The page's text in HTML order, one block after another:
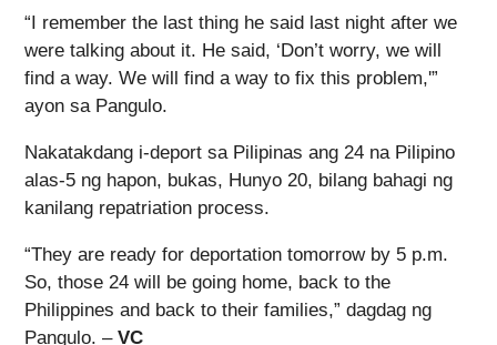
“I remember the last thing he said last night after we
were talking about it. He said, ‘Don’t worry, we will
find a way. We will find a way to fix this problem,'”
ayon sa Pangulo.
Nakatakdang i-deport sa Pilipinas ang 24 na Pilipino
alas-5 ng hapon, bukas, Hunyo 20, bilang bahagi ng
kanilang repatriation process.
“They are ready for deportation tomorrow by 5 p.m.
So, those 24 will be going home, back to the
Philippines and back to their families,” dagdag ng
Pangulo. – VC